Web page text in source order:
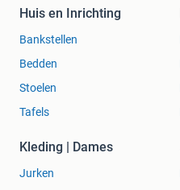
Huis en Inrichting
Bankstellen
Bedden
Stoelen
Tafels
Kleding | Dames
Jurken